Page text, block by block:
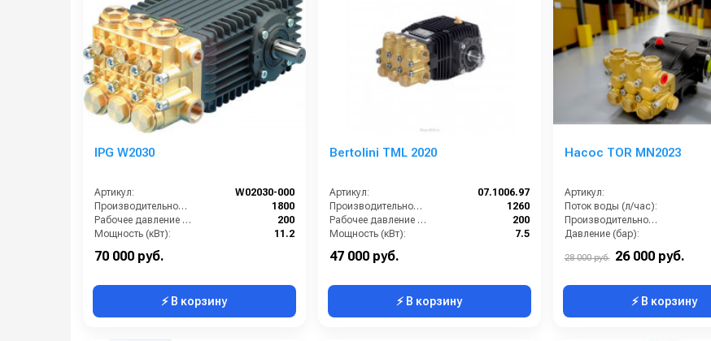
IPG W2030
Артикул:
W02030-000
Производительность (л/ч):
1800
Рабочее давление (бар):
200
Мощность (кВт):
11.2
70 000 руб.
⚡ В корзину
Bertolini TML 2020
Артикул:
07.1006.97
Производительность (л/ч):
1260
Рабочее давление (бар):
200
Мощность (кВт):
7.5
47 000 руб.
⚡ В корзину
Насос TOR MN2023
Артикул:
Поток воды (л/час):
Производительность (л/мин):
Давление (бар):
28 000 руб. 26 000 руб.
⚡ В корзину